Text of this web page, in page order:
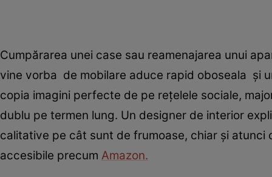
Cumpărarea unei case sau reamenajarea unui
vine vorba de mobilare aduce rapid oboseala și
copia imagini perfecte de pe rețelele sociale,
dublu pe termen lung. Un designer de interior
calitative pe cât sunt de frumoase, chiar și
accesibile precum Amazon.